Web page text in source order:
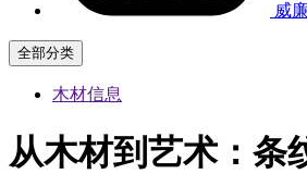
威
全部分类
木材信息
从木材到艺术：条